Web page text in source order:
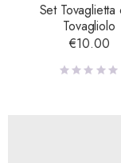
Set Tovaglietta
Tovagliolo
€10.00